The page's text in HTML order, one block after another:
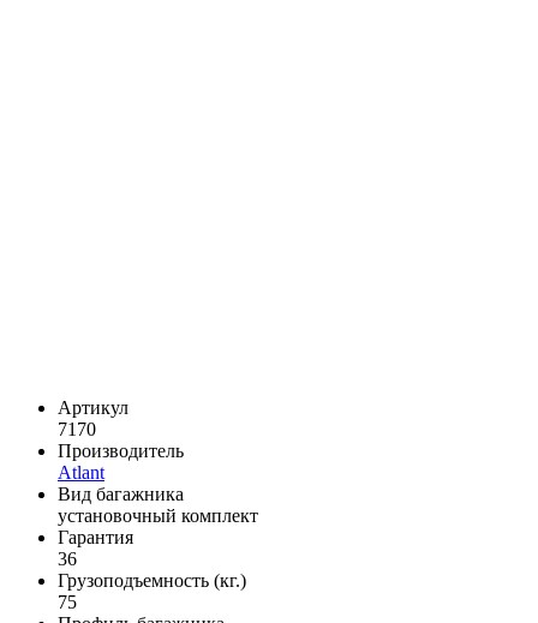
Артикул
7170
Производитель
Atlant
Вид багажника
установочный комплект
Гарантия
36
Грузоподъемность (кг.)
75